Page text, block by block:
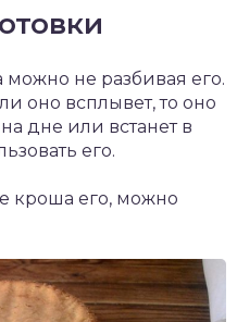
не разбивая его.
оно всплывет, то оно
дне или встанет в
его.
кроша его, можно